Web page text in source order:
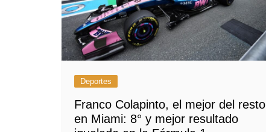
Deportes
Franco Colapinto, el mejor del resto
en Miami: 8° y mejor resultado